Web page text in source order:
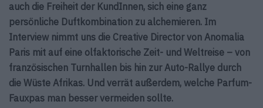
auch die Freiheit der KundInnen, sich eine ganz
persönliche Duftkombination zu alchemieren. Im
Interview nimmt uns die Creative Director von Anomalia
Paris mit auf eine olfaktorische Zeit- und Weltreise – von
französischen Turnhallen bis hin zur Auto-Rallye durch
die Wüste Afrikas. Und verrät außerdem, welche Parfum-
Fauxpas man besser vermeiden sollte.